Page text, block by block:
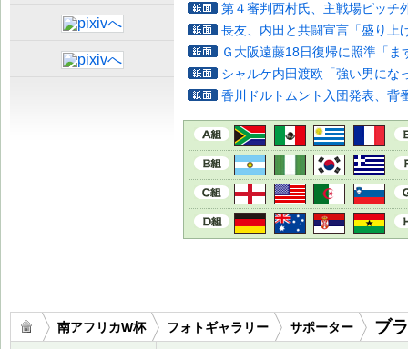
第４審判西村氏、主戦場ピッチ
長友、内田と共闘宣言「盛り上
Ｇ大阪遠藤18日復帰に照準「ま
シャルケ内田渡欧「強い男にな
香川ドルトムント入団発表、背
南アフリカW杯 フォトギャラリー サポーター ブ